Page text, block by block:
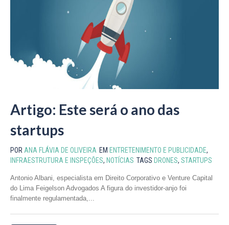
Artigo: Este será o ano das
startups
POR ANA FLÁVIA DE OLIVEIRA EM ENTRETENIMENTO E PUBLICIDADE,
INFRAESTRUTURA E INSPEÇÕES, NOTÍCIAS TAGS DRONES, STARTUPS
Antonio Albani, especialista em Direito Corporativo e Venture Capital
do Lima Feigelson Advogados A figura do investidor-anjo foi
finalmente regulamentada,...